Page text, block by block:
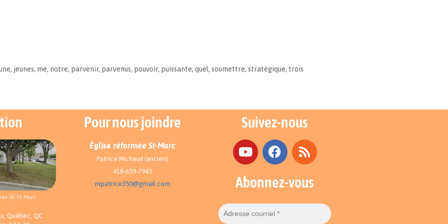
, jeunes, me, notre, parvenir, parvenus, pouvoir, puissante, quel, soumettre, stratégique, trois
de St-Marc
Québec, QC
Pour nous joindre
Église réformée St-Marc
Patrice Michaud (ancien)
418-659-7943
mpatrice350@gmail.com
Suivez-nous
Abonnez-vous